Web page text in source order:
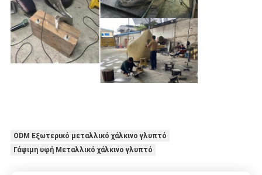
ODM Εξωτερικό μεταλλικό χάλκινο γλυπτό
Γάψιμη υφή Μεταλλικό χάλκινο γλυπτό